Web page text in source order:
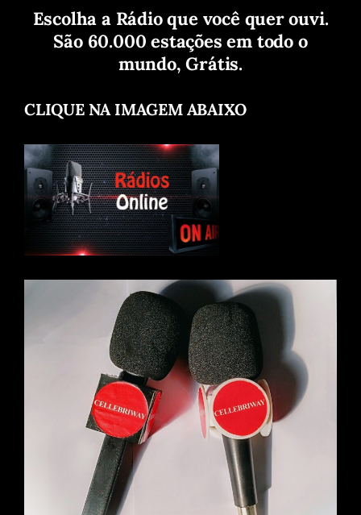
Escolha a Rádio que você quer ouvi.
São 60.000 estações em todo o
mundo, Grátis.
CLIQUE NA IMAGEM ABAIXO